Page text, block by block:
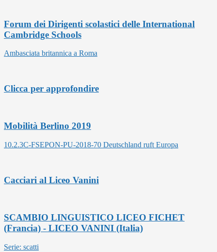
Forum dei Dirigenti scolastici delle International
Cambridge Schools
Ambasciata britannica a Roma
Clicca per approfondire
Mobilità Berlino 2019
10.2.3C-FSEPON-PU-2018-70 Deutschland ruft Europa
Cacciari al Liceo Vanini
SCAMBIO LINGUISTICO LICEO FICHET
(Francia) - LICEO VANINI (Italia)
Serie: scatti